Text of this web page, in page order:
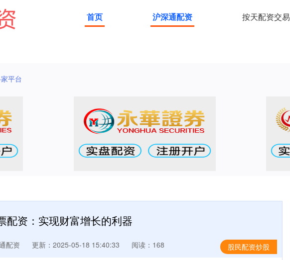
首页 沪深通配资 按天配资交易
平台
配资：实现财富增长的利器
股民配资炒股
配资 更新：2025-05-18 15:40:33 阅读：168